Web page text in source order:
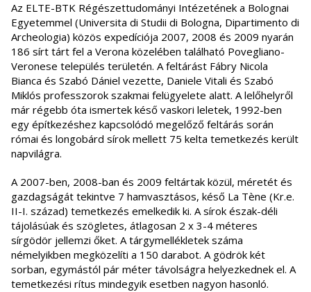
Az ELTE-BTK Régészettudományi Intézetének a Bolognai
Egyetemmel (Universita di Studii di Bologna, Dipartimento di
Archeologia) közös expedíciója 2007, 2008 és 2009 nyarán
186 sírt tárt fel a Verona közelében található Povegliano-
Veronese település területén. A feltárást Fábry Nicola
Bianca és Szabó Dániel vezette, Daniele Vitali és Szabó
Miklós professzorok szakmai felügyelete alatt. A lelőhelyről
már régebb óta ismertek késő vaskori leletek, 1992-ben
egy építkezéshez kapcsolódó megelőző feltárás során
római és longobárd sírok mellett 75 kelta temetkezés került
napvilágra.
A 2007-ben, 2008-ban és 2009 feltártak közül, méretét és
gazdagságát tekintve 7 hamvasztásos, késő La Tène (Kr.e.
II-I. század) temetkezés emelkedik ki. A sírok észak-déli
tájolásúak és szögletes, átlagosan 2 x 3-4 méteres
sírgödör jellemzi őket. A tárgymellékletek száma
némelyikben megközelíti a 150 darabot. A gödrök két
sorban, egymástól pár méter távolságra helyezkednek el. A
temetkezési rítus mindegyik esetben nagyon hasonló.